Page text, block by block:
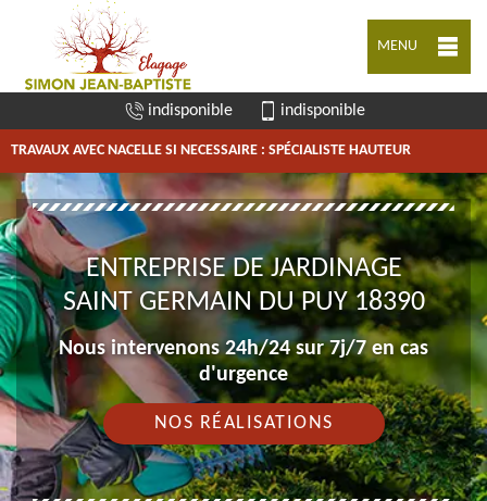
MENU
indisponible indisponible
TRAVAUX AVEC NACELLE SI NECESSAIRE : SPÉCIALISTE HAUTEUR
ENTREPRISE DE JARDINAGE
SAINT GERMAIN DU PUY 18390
Nous intervenons 24h/24 sur 7j/7 en cas
d'urgence
NOS RÉALISATIONS